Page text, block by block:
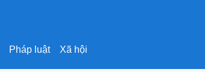
Pháp luật Xã hội